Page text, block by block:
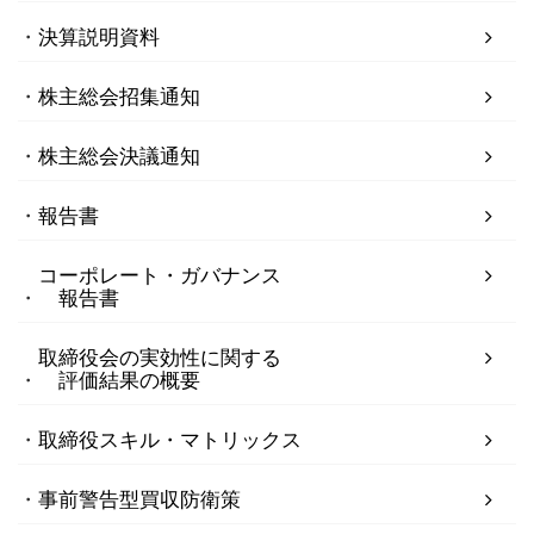
決算説明資料
株主総会招集通知
株主総会決議通知
報告書
コーポレート・ガバナンス
報告書
取締役会の実効性に関する
評価結果の概要
取締役スキル・マトリックス
事前警告型買収防衛策